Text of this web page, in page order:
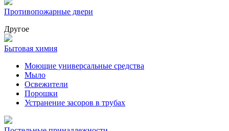
Противопожарные двери
Другое
Бытовая химия
Моющие универсальные средства
Мыло
Освежители
Порошки
Устранение засоров в трубах